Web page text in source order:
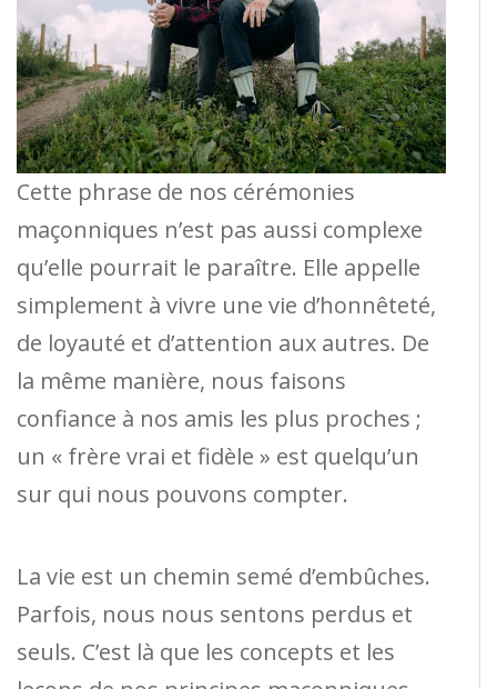
Cette phrase de nos cérémonies
maçonniques n’est pas aussi complexe
qu’elle pourrait le paraître. Elle appelle
simplement à vivre une vie d’honnêteté,
de loyauté et d’attention aux autres. De
la même manière, nous faisons
confiance à nos amis les plus proches ;
un « frère vrai et fidèle » est quelqu’un
sur qui nous pouvons compter.
La vie est un chemin semé d’embûches.
Parfois, nous nous sentons perdus et
seuls. C’est là que les concepts et les